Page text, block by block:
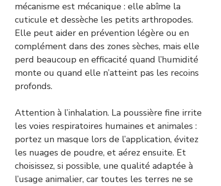
mécanisme est mécanique : elle abîme la
cuticule et dessèche les petits arthropodes.
Elle peut aider en prévention légère ou en
complément dans des zones sèches, mais elle
perd beaucoup en efficacité quand l’humidité
monte ou quand elle n’atteint pas les recoins
profonds.
Attention à l’inhalation. La poussière fine irrite
les voies respiratoires humaines et animales :
portez un masque lors de l’application, évitez
les nuages de poudre, et aérez ensuite. Et
choisissez, si possible, une qualité adaptée à
l’usage animalier, car toutes les terres ne se